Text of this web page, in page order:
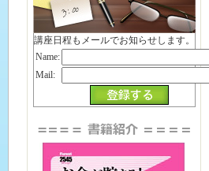
講座日程もメールでお知らせします。
Name:
Mail: